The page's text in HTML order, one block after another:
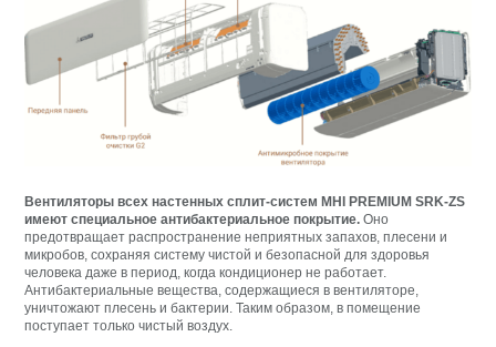
Вентиляторы всех настенных сплит-систем MHI PREMIUM SRK-ZS
имеют специальное антибактериальное покрытие. Оно
предотвращает распространение неприятных запахов, плесени и
микробов, сохраняя систему чистой и безопасной для здоровья
человека даже в период, когда кондиционер не работает.
Антибактериальные вещества, содержащиеся в вентиляторе,
уничтожают плесень и бактерии. Таким образом, в помещение
поступает только чистый воздух.